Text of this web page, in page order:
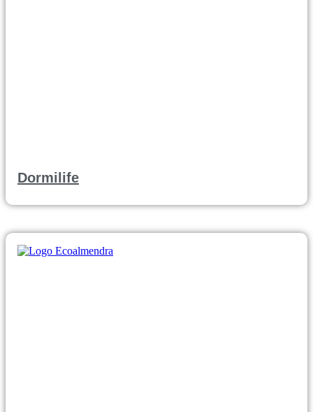
Dormilife